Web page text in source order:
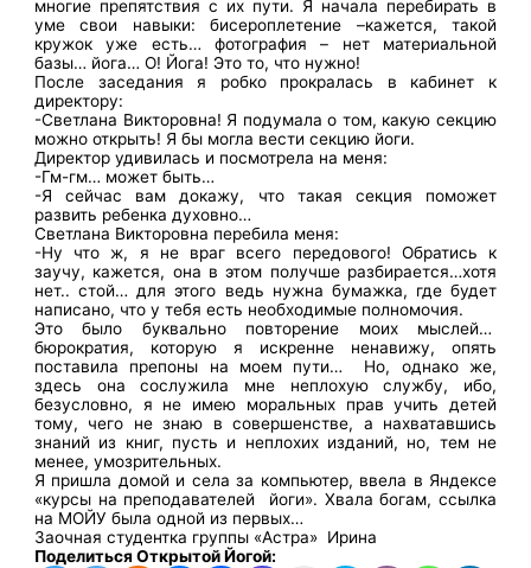
многие препятствия с их пути. Я начала перебирать в
уме свои навыки: бисероплетение –кажется, такой
кружок уже есть… фотография – нет материальной
базы… йога… О! Йога! Это то, что нужно!
После заседания я робко прокралась в кабинет к
директору:
-Светлана Викторовна! Я подумала о том, какую секцию
можно открыть! Я бы могла вести секцию йоги.
Директор удивилась и посмотрела на меня:
-Гм-гм… может быть…
-Я сейчас вам докажу, что такая секция поможет
развить ребенка духовно…
Светлана Викторовна перебила меня:
-Ну что ж, я не враг всего передового! Обратись к
заучу, кажется, она в этом получше разбирается…хотя
нет.. стой… для этого ведь нужна бумажка, где будет
написано, что у тебя есть необходимые полномочия.
Это было буквально повторение моих мыслей…
бюрократия, которую я искренне ненавижу, опять
поставила препоны на моем пути… Но, однако же,
здесь она сослужила мне неплохую службу, ибо,
безусловно, я не имею моральных прав учить детей
тому, чего не знаю в совершенстве, а нахватавшись
знаний из книг, пусть и неплохих изданий, но, тем не
менее, умозрительных.
Я пришла домой и села за компьютер, ввела в Яндексе
«курсы на преподавателей йоги». Хвала богам, ссылка
на МОЙУ была одной из первых…
Заочная студентка группы «Астра» Ирина
Поделиться Открытой Йогой: